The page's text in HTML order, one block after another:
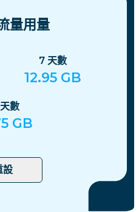
量用量
7 天數
12.95 GB
天數
GB
設